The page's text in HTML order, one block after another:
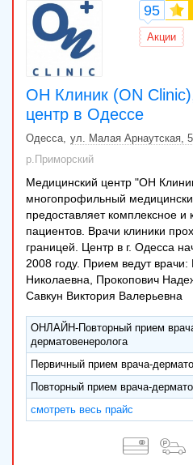
Консультация венеролога,
дерматовенеролога Татьяны
Крупельницкой
Консультация врача-
дерматоскопией
ОН Клиник (ON
центр в Одессе
95
Акции
Одесса ул. Малая Арнаутская,
р.Приморский
Медицинский центр "ОН
многопрофильный
предоставляет комплексное и
пациентов. Врачи клиники
границей. Центр в г. Одесса
2008 году. Прием ведут
Николаевна, Прокопович
Савкун Виктория Валерьевна
ОНЛАЙН-Повторный прием
дерматовенеролога
Первичный прием врача-
Повторный прием врача-
смотреть весь прайс